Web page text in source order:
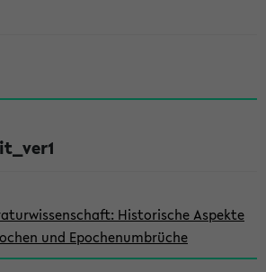
Historische Aspekte
und Epochenumbrüche